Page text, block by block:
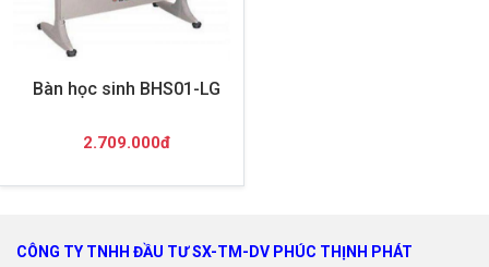
Bàn học sinh BHS01-LG
2.709.000đ
CÔNG TY TNHH ĐẦU TƯ SX-TM-DV PHÚC THỊNH PHÁT